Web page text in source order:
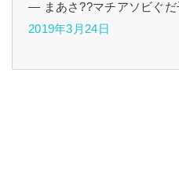
— まあさ??マチアソビぐだ
2019年3月24日